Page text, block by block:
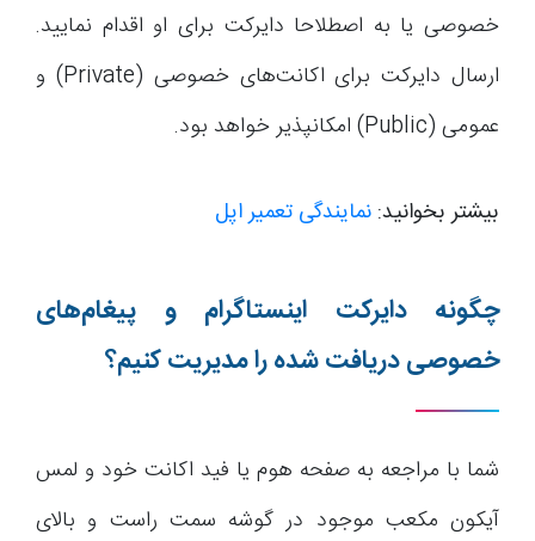
خصوصی یا به اصطلاحا دایرکت برای او اقدام نمایید.
ارسال دایرکت برای اکانت‌های خصوصی (Private) و
عمومی (Public) امکانپذیر خواهد بود.
بیشتر بخوانید: نمایندگی تعمیر اپل
چگونه دایرکت اینستاگرام و پیغام‌های
خصوصی دریافت شده را مدیریت کنیم؟
شما با مراجعه به صفحه هوم یا فید اکانت خود و لمس
آیکون مکعب موجود در گوشه سمت راست و بالای